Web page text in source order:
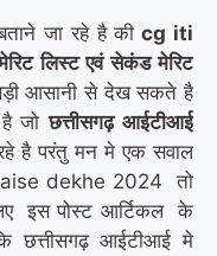
जा रहे है की cg iti
लिस्ट एवं सेकंड मेरिट
आसानी से देख सकते है
है जोछत्तीसगढ़ आईटीआई
है परंतु मन मे एक सवाल
dekhe 2024 तो
इस पोस्ट आर्टिकल के
छत्तीसगढ़ आईटीआई मे